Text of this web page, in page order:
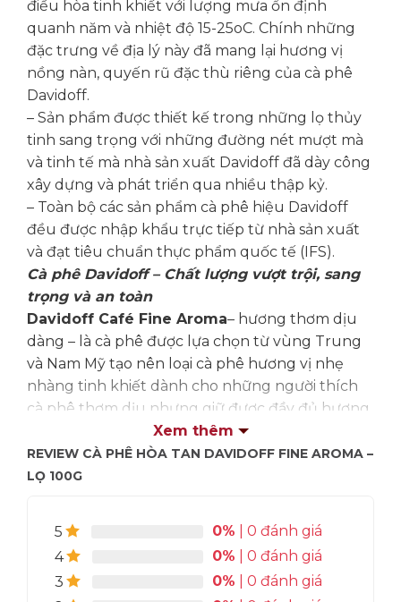
điều hòa tinh khiết với lượng mưa ổn định
quanh năm và nhiệt độ 15-25oC. Chính những
đặc trưng về địa lý này đã mang lại hương vị
nồng nàn, quyến rũ đặc thù riêng của cà phê
Davidoff.
– Sản phẩm được thiết kế trong những lọ thủy
tinh sang trọng với những đường nét mượt mà
và tinh tế mà nhà sản xuất Davidoff đã dày công
xây dựng và phát triển qua nhiều thập kỷ.
– Toàn bộ các sản phẩm cà phê hiệu Davidoff
đều được nhập khẩu trực tiếp từ nhà sản xuất
và đạt tiêu chuẩn thực phẩm quốc tế (IFS).
Cà phê Davidoff – Chất lượng vượt trội, sang
trọng và an toàn
Davidoff Café Fine Aroma– hương thơm dịu
dàng – là cà phê được lựa chọn từ vùng Trung
và Nam Mỹ tạo nên loại cà phê hương vị nhẹ
nhàng tinh khiết dành cho những người thích
cà phê thơm dịu nhưng giữ được đầy đủ hương
Cách pha:Tráng nước sôi hâm nóng tách pha
cà phê, cho khoảng 2g cà phê/ tách 120ml. Nước
đặc, sữa tươi tuỳ sở thích (1 lọ pha được khoảng
50 tách cà phê)
Xem thêm
REVIEW CÀ PHÊ HÒA TAN DAVIDOFF FINE AROMA –
LỌ 100G
5 0% | 0 đánh giá
4
0% | 0 đánh giá
3
0% | 0 đánh giá